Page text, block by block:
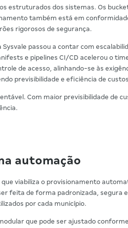
estruturados dos sistemas. Os
também está em
rigorosos de segurança.
passou a contar com
e pipelines CI/CD acelerou o
de acesso, alinhando-se às
previsibilidade e eficiência de
Com maior previsibilidade de
automação
viabiliza o provisionamento
feita de forma padronizada,
por cada município.
que pode ser ajustado